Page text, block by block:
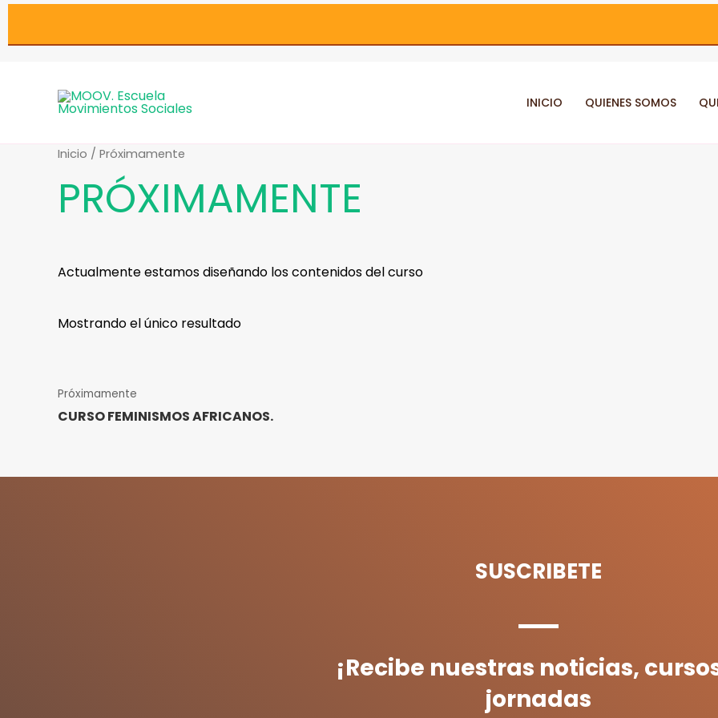
contenido
INICIO QUIENES SOMOS
Inicio / Próximamente
PRÓXIMAMENTE
Actualmente estamos diseñando los contenidos del curso
Mostrando el único resultado
Próximamente
CURSO FEMINISMOS AFRICANOS.
SUSCRIBETE
¡Recibe nuestras noticias,
jornadas